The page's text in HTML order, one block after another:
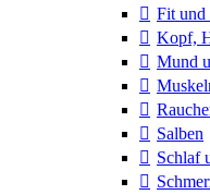
Fit und
Kopf,
Mund
Salben
Schlaf